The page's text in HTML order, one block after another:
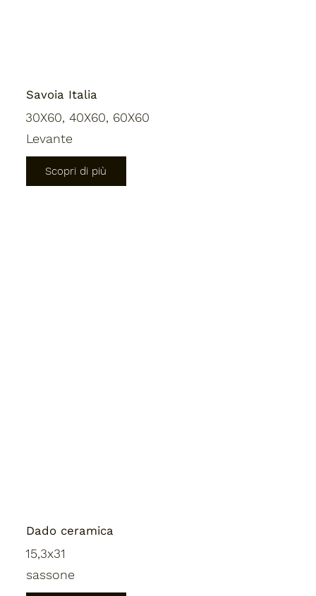
Savoia Italia
30X60, 40X60, 60X60
Levante
Scopri di più
Dado ceramica
15,3x31
sassone